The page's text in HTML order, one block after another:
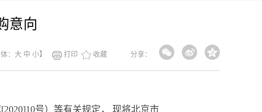
意向
分享：
： 大 中 小】 打印 收藏
[2020]10号）等有关规定， 现将北京市